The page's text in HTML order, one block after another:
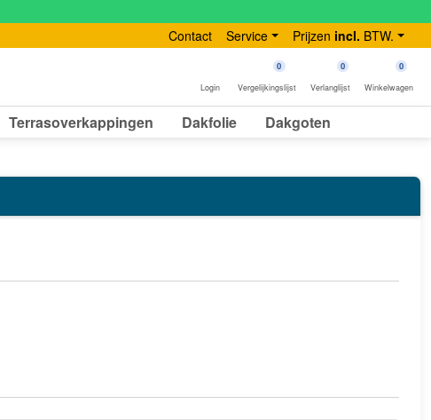
Contact Service Prijzen incl. BTW.
Login
0
Vergelijkingslijst
0
Verlanglijst
0
Winkelwagen
Terrasoverkappingen Dakfolie Dakgoten